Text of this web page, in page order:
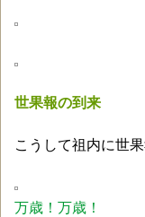
世果報の到来
こうして祖内に世
万歳！万歳！